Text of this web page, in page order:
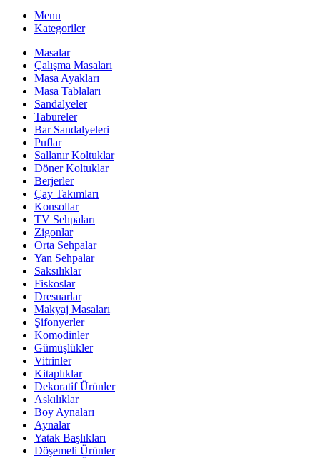
Menu
Kategoriler
Masalar
Çalışma Masaları
Masa Ayakları
Masa Tablaları
Sandalyeler
Tabureler
Bar Sandalyeleri
Puflar
Sallanır Koltuklar
Döner Koltuklar
Berjerler
Çay Takımları
Konsollar
TV Sehpaları
Zigonlar
Orta Sehpalar
Yan Sehpalar
Saksılıklar
Fiskoslar
Dresuarlar
Makyaj Masaları
Şifonyerler
Komodinler
Gümüşlükler
Vitrinler
Kitaplıklar
Dekoratif Ürünler
Askılıklar
Boy Aynaları
Aynalar
Yatak Başlıkları
Döşemeli Ürünler